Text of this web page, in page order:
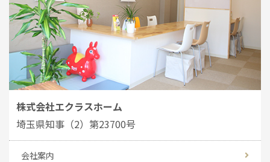
株式会社エクラスホーム
埼玉県知事（2）第23700号
会社案内